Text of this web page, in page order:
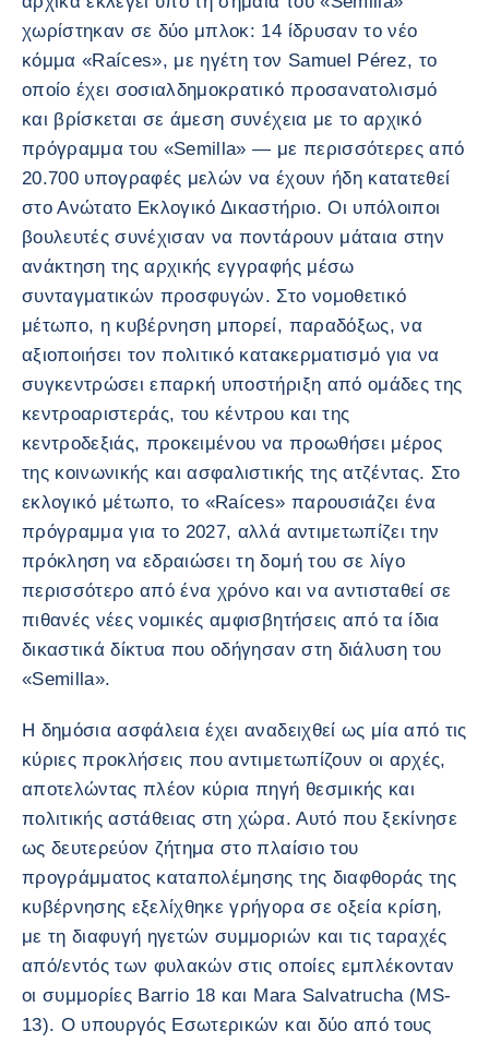
χωρίστηκαν σε δύο μπλοκ: 14 ίδρυσαν το νέο
κόμμα «Raíces», με ηγέτη τον Samuel Pérez, το
οποίο έχει σοσιαλδημοκρατικό προσανατολισμό
και βρίσκεται σε άμεση συνέχεια με το αρχικό
πρόγραμμα του «Semilla» — με περισσότερες από
20.700 υπογραφές μελών να έχουν ήδη κατατεθεί
στο Ανώτατο Εκλογικό Δικαστήριο. Οι υπόλοιποι
βουλευτές συνέχισαν να ποντάρουν μάταια στην
ανάκτηση της αρχικής εγγραφής μέσω
συνταγματικών προσφυγών. Στο νομοθετικό
μέτωπο, η κυβέρνηση μπορεί, παραδόξως, να
αξιοποιήσει τον πολιτικό κατακερματισμό για να
συγκεντρώσει επαρκή υποστήριξη από ομάδες της
κεντροαριστεράς, του κέντρου και της
κεντροδεξιάς, προκειμένου να προωθήσει μέρος
της κοινωνικής και ασφαλιστικής της ατζέντας. Στο
εκλογικό μέτωπο, το «Raíces» παρουσιάζει ένα
πρόγραμμα για το 2027, αλλά αντιμετωπίζει την
πρόκληση να εδραιώσει τη δομή του σε λίγο
περισσότερο από ένα χρόνο και να αντισταθεί σε
πιθανές νέες νομικές αμφισβητήσεις από τα ίδια
δικαστικά δίκτυα που οδήγησαν στη διάλυση του
«Semilla».
Η δημόσια ασφάλεια έχει αναδειχθεί ως μία από τις
κύριες προκλήσεις που αντιμετωπίζουν οι αρχές,
αποτελώντας πλέον κύρια πηγή θεσμικής και
πολιτικής αστάθειας στη χώρα. Αυτό που ξεκίνησε
ως δευτερεύον ζήτημα στο πλαίσιο του
προγράμματος καταπολέμησης της διαφθοράς της
κυβέρνησης εξελίχθηκε γρήγορα σε οξεία κρίση,
με τη διαφυγή ηγετών συμμοριών και τις ταραχές
από/εντός των φυλακών στις οποίες εμπλέκονταν
οι συμμορίες Barrio 18 και Mara Salvatrucha (MS-
13). Ο υπουργός Εσωτερικών και δύο από τους